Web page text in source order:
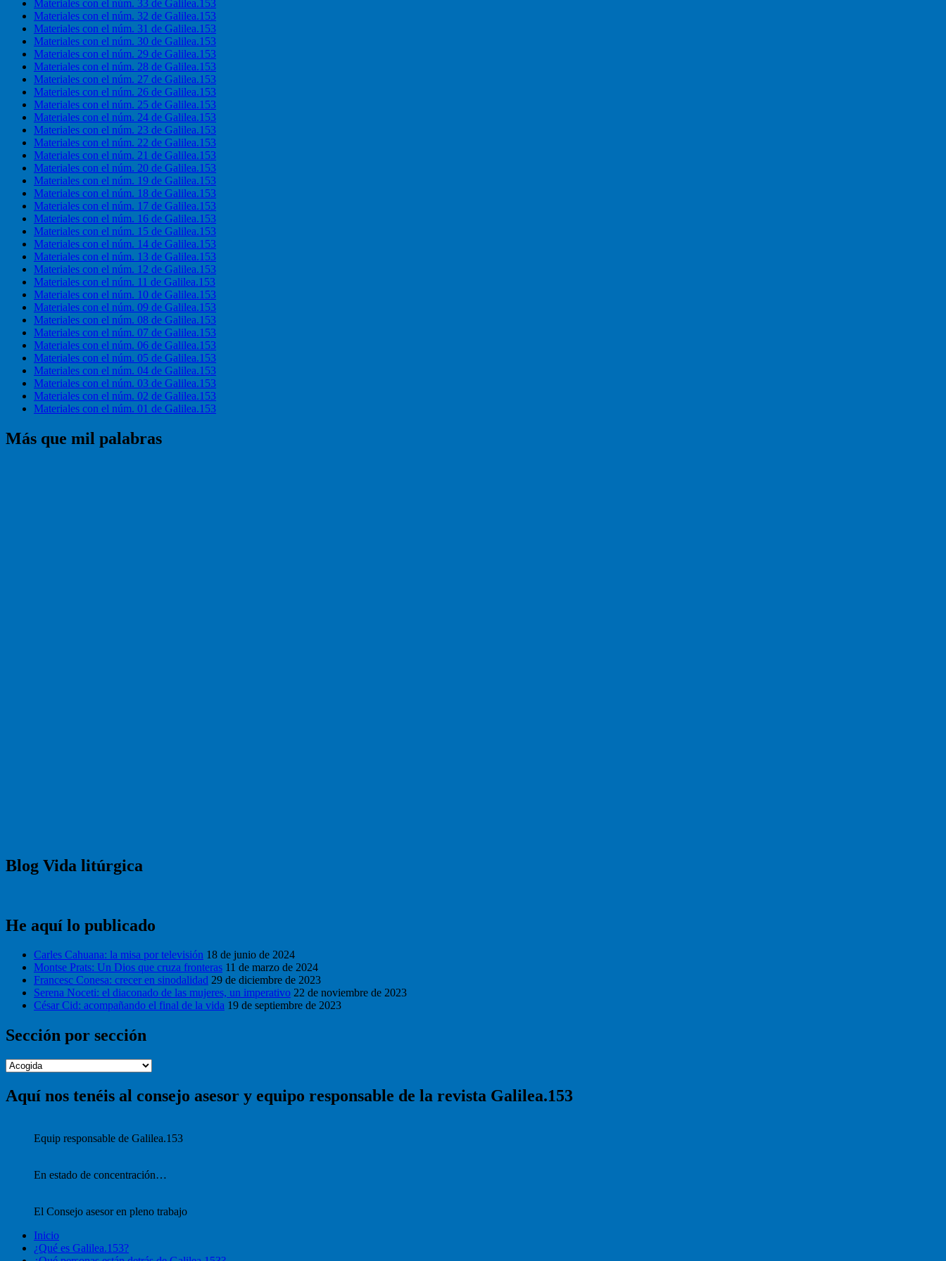
Materiales con el núm. 33 de Galilea.153
Materiales con el núm. 32 de Galilea.153
Materiales con el núm. 31 de Galilea.153
Materiales con el núm. 30 de Galilea.153
Materiales con el núm. 29 de Galilea.153
Materiales con el núm. 28 de Galilea.153
Materiales con el núm. 27 de Galilea.153
Materiales con el núm. 26 de Galilea.153
Materiales con el núm. 25 de Galilea.153
Materiales con el núm. 24 de Galilea.153
Materiales con el núm. 23 de Galilea.153
Materiales con el núm. 22 de Galilea.153
Materiales con el núm. 21 de Galilea.153
Materiales con el núm. 20 de Galilea.153
Materiales con el núm. 19 de Galilea.153
Materiales con el núm. 18 de Galilea.153
Materiales con el núm. 17 de Galilea.153
Materiales con el núm. 16 de Galilea.153
Materiales con el núm. 15 de Galilea.153
Materiales con el núm. 14 de Galilea.153
Materiales con el núm. 13 de Galilea.153
Materiales con el núm. 12 de Galilea.153
Materiales con el núm. 11 de Galilea.153
Materiales con el núm. 10 de Galilea.153
Materiales con el núm. 09 de Galilea.153
Materiales con el núm. 08 de Galilea.153
Materiales con el núm. 07 de Galilea.153
Materiales con el núm. 06 de Galilea.153
Materiales con el núm. 05 de Galilea.153
Materiales con el núm. 04 de Galilea.153
Materiales con el núm. 03 de Galilea.153
Materiales con el núm. 02 de Galilea.153
Materiales con el núm. 01 de Galilea.153
Más que mil palabras
Blog Vida litúrgica
He aquí lo publicado
Carles Cahuana: la misa por televisión 18 de junio de 2024
Montse Prats: Un Dios que cruza fronteras 11 de marzo de 2024
Francesc Conesa: crecer en sinodalidad 29 de diciembre de 2023
Serena Noceti: el diaconado de las mujeres, un imperativo 22 de noviembre de 2023
César Cid: acompañando el final de la vida 19 de septiembre de 2023
Sección por sección
Sección
sección
Aquí nos tenéis al consejo asesor y equipo responsable de la revista Galilea.153
Equip responsable de Galilea.153
En estado de concentración…
El Consejo asesor en pleno trabajo
Inicio
¿Qué es Galilea.153?